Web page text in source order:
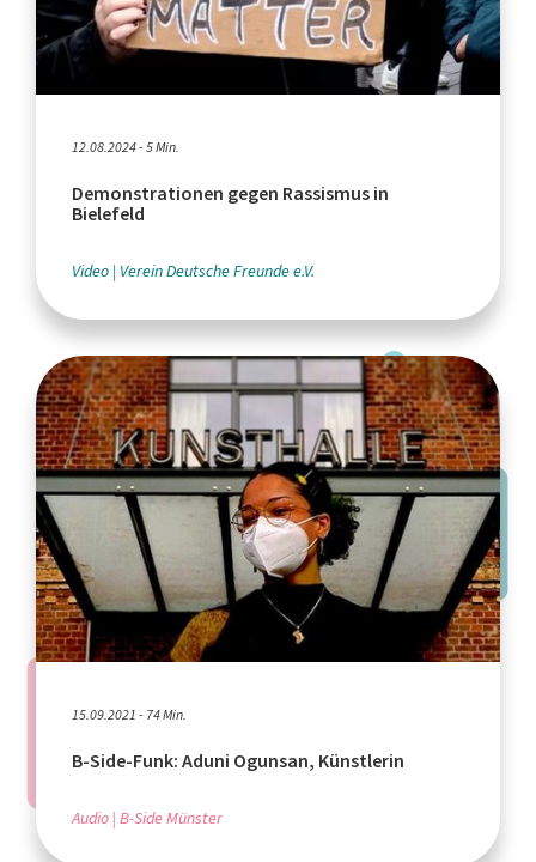
12.08.2024 - 5 Min.
Demonstrationen gegen Rassismus in
Bielefeld
Video Verein Deutsche Freunde e.V.
15.09.2021 - 74 Min.
B-Side-Funk: Aduni Ogunsan, Künstlerin
Audio B-Side Münster